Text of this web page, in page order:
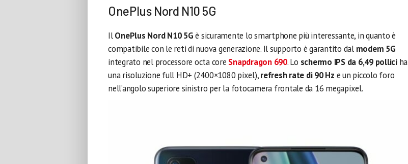
OnePlus Nord N10 5G
IlOnePlus Nord N10 5Gè sicuramente lo smartphone più interessante, in quanto è
compatibile con le reti di nuova generazione. Il supporto è garantito dal modem 5G
integrato nel processore octa core Snapdragon 690. Lo schermo IPS da 6,49 polliciha
una risoluzione full HD+ (2400×1080 pixel),refresh rate di 90 Hz e un piccolo foro
nell’angolo superiore sinistro per la fotocamera frontale da 16 megapixel.